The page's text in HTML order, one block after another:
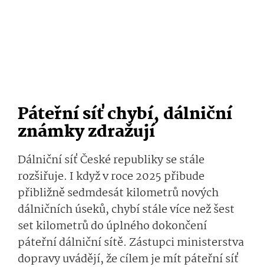
Páteřní síť chybí, dálniční
známky zdražují
Dálniční síť České republiky se stále
rozšiřuje. I když v roce 2025 přibude
přibližně sedmdesát kilometrů nových
dálničních úseků, chybí stále více než šest
set kilometrů do úplného dokončení
páteřní dálniční sítě. Zástupci ministerstva
dopravy uvádějí, že cílem je mít páteřní síť